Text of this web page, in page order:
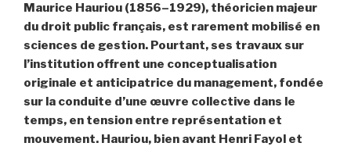
Maurice Hauriou (1856–1929), théoricien majeur
du droit public français, est rarement mobilisé en
sciences de gestion. Pourtant, ses travaux sur
l’institution offrent une conceptualisation
originale et anticipatrice du management, fondée
sur la conduite d’une œuvre collective dans le
temps, en tension entre représentation et
mouvement. Hauriou, bien avant Henri Fayol et